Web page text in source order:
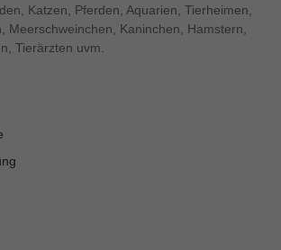
Katzen, Pferden, Aquarien, Tierheimen,
Meerschweinchen, Kaninchen, Hamstern,
Tierärzten uvm.